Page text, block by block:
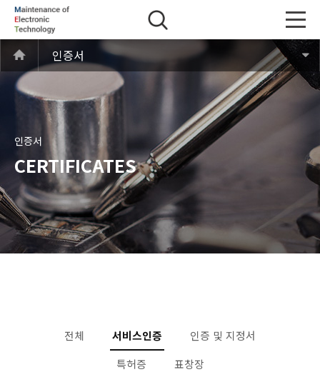
인증서
인증서
CERTIFICATES
전체 서비스인증
인증 및 지정서
특허증
표창장